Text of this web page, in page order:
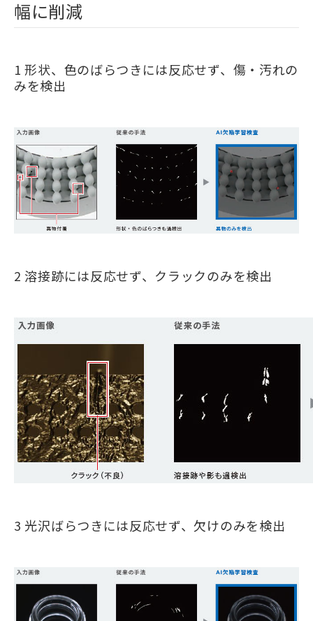
幅に削減
1 形状、色のばらつきには反応せず、傷・汚れの
みを検出
2 溶接跡には反応せず、クラックのみを検出
3 光沢ばらつきには反応せず、欠けのみを検出